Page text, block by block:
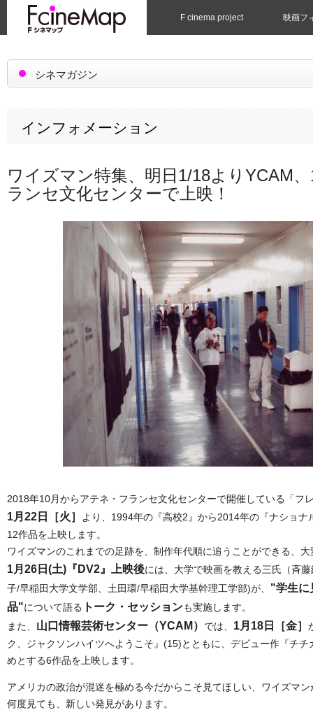
F cinema project 映画フ
シネマガジン
インフォメーション
ワイズマン特集、明日1/18よりYCAM
ランセ文化センターで上映！
2018年10月からアテネ・フランセ文化センターで開催している「フ
1月22日［火］
より、1994年の『高校2』から2014年の『ナショ
12作品を上映します。
ワイズマンのこれまでの足跡を、制作年代順に追うことができる、
1月26日(土)『DV2』上映後には、大学で映画を教える三氏（斉
子/早稲田大学文学部、土田環/早稲田大学基幹理工学部)が、 "学生に
品"について語る トーク・セッションも実施します。
また、 山口情報芸術センター（YCAM） では、 1月18日［金］
ク、ジャクソンハイツへようこそ』(15)とともに、デビュー作『チ
めとする6作品を上映します。
アメリカの政治が混迷を極める今だからこそ見てほしい、ワイズマ
何度見ても、新しい発見があります。